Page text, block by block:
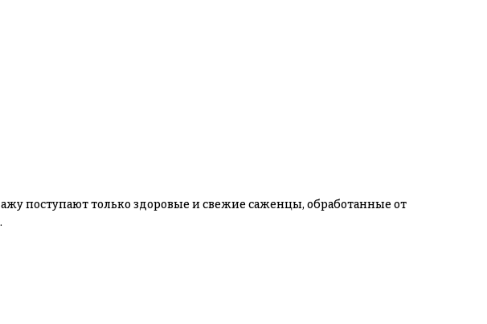
поступают только здоровые и свежие саженцы, обработанные от